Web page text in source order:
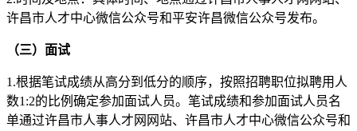
许昌市人才中心微信公众号和平安许昌微信公众号发布。
（三） 面试
1.根据笔试成绩从高分到低分的顺序，按照招聘职位拟聘用人
数1:2的比例确定参加面试人员。笔试成绩和参加面试人员名
单通过许昌市人事人才网网站、许昌市人才中心微信公众号和